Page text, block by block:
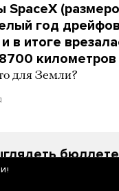
SpaceX
год
в итоге
километров
для Земли?
2026